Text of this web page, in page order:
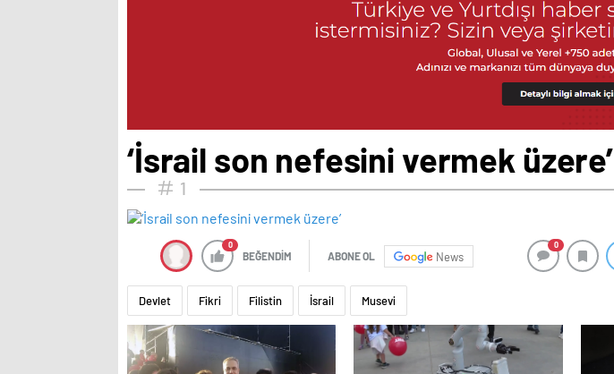
‘İsrail son nefesini vermek üzere’
1
0
BEĞENDİM ABONE OL News
0
Devlet Fikri Filistin İsrail Musevi